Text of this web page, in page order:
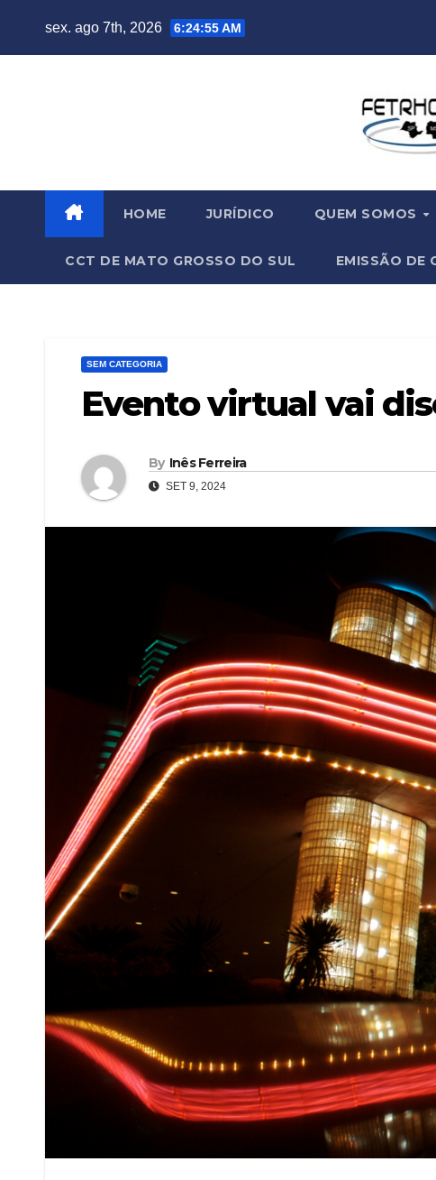
sex. ago 7th, 2026 6:24:56 AM
HOME JURÍDICO QUEM SOMOS
CCT DE MATO GROSSO DO SUL EMISSÃO DE
SEM CATEGORIA
Evento virtual vai
By Inês Ferreira
SET 9, 2024